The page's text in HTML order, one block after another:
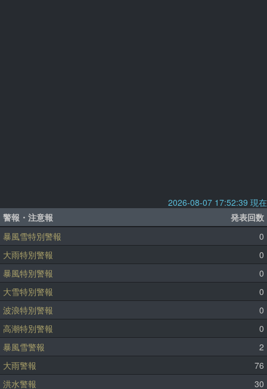
2026-08-07 17:52:39 現在
警報・注意報
発表回数
暴風雪特別警報
0
大雨特別警報
0
暴風特別警報
0
大雪特別警報
0
波浪特別警報
0
高潮特別警報
0
暴風雪警報
2
大雨警報
76
洪水警報
30